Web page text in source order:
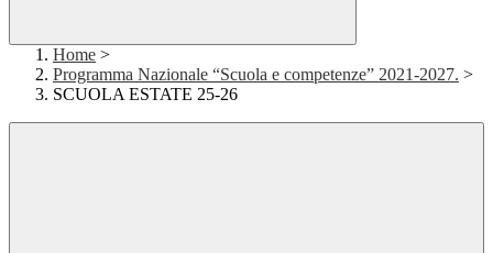
Home >
Programma Nazionale “Scuola e competenze” 2021-2027. >
SCUOLA ESTATE 25-26